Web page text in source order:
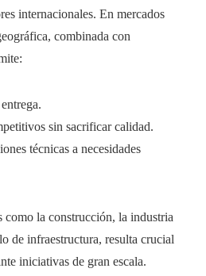
internacionales. En mercados
combinada con
sin sacrificar calidad.
técnicas a necesidades
como la construcción, la industria
de infraestructura, resulta crucial
iniciativas de gran escala.